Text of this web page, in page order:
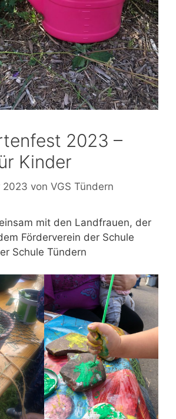
2023 –
Kinder
2023 von VGS Tündern
mit den Landfrauen, der
Förderverein der Schule
Schule Tündern